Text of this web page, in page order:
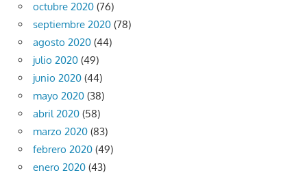
octubre 2020 (76)
septiembre 2020 (78)
agosto 2020 (44)
julio 2020 (49)
junio 2020 (44)
mayo 2020 (38)
abril 2020 (58)
marzo 2020 (83)
febrero 2020 (49)
enero 2020 (43)